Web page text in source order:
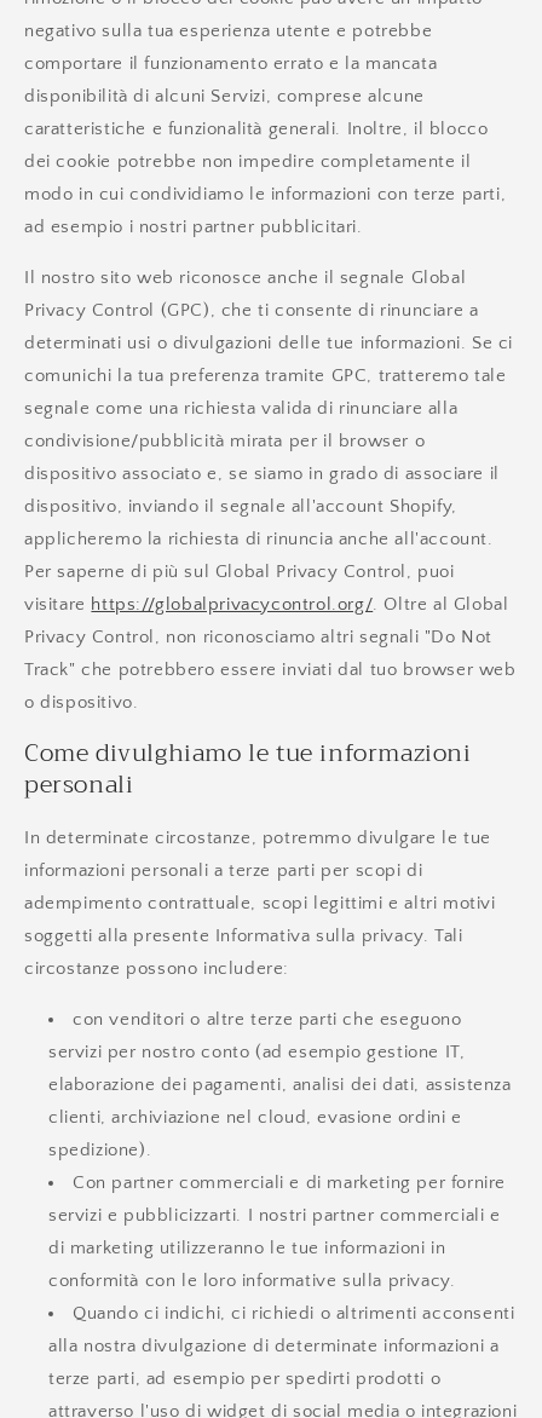
negativo sulla tua esperienza utente e potrebbe
comportare il funzionamento errato e la mancata
disponibilità di alcuni Servizi, comprese alcune
caratteristiche e funzionalità generali. Inoltre, il blocco
dei cookie potrebbe non impedire completamente il
modo in cui condividiamo le informazioni con terze parti,
ad esempio i nostri partner pubblicitari.
Il nostro sito web riconosce anche il segnale Global
Privacy Control (GPC), che ti consente di rinunciare a
determinati usi o divulgazioni delle tue informazioni. Se ci
comunichi la tua preferenza tramite GPC, tratteremo tale
segnale come una richiesta valida di rinunciare alla
condivisione/pubblicità mirata per il browser o
dispositivo associato e, se siamo in grado di associare il
dispositivo, inviando il segnale all'account Shopify,
applicheremo la richiesta di rinuncia anche all'account.
Per saperne di più sul Global Privacy Control, puoi
visitare https://globalprivacycontrol.org/. Oltre al Global
Privacy Control, non riconosciamo altri segnali "Do Not
Track" che potrebbero essere inviati dal tuo browser web
o dispositivo.
Come divulghiamo le tue informazioni
personali
In determinate circostanze, potremmo divulgare le tue
informazioni personali a terze parti per scopi di
adempimento contrattuale, scopi legittimi e altri motivi
soggetti alla presente Informativa sulla privacy. Tali
circostanze possono includere:
con venditori o altre terze parti che eseguono
servizi per nostro conto (ad esempio gestione IT,
elaborazione dei pagamenti, analisi dei dati, assistenza
clienti, archiviazione nel cloud, evasione ordini e
spedizione).
Con partner commerciali e di marketing per fornire
servizi e pubblicizzarti. I nostri partner commerciali e
di marketing utilizzeranno le tue informazioni in
conformità con le loro informative sulla privacy.
Quando ci indichi, ci richiedi o altrimenti acconsenti
alla nostra divulgazione di determinate informazioni a
terze parti, ad esempio per spedirti prodotti o
attraverso l'uso di widget di social media o integrazioni